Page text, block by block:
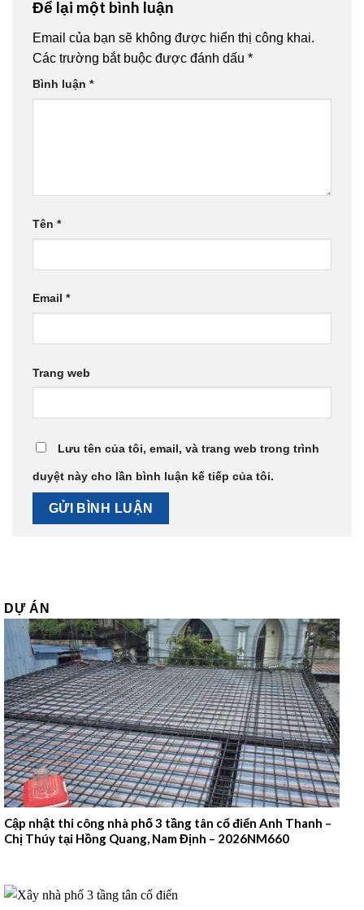
Để lại một bình luận
Email của bạn sẽ không được hiển thị công khai.
Các trường bắt buộc được đánh dấu *
Bình luận *
Tên *
Email *
Trang web
Lưu tên của tôi, email, và trang web trong trình
duyệt này cho lần bình luận kế tiếp của tôi.
DỰ ÁN
Cập nhật thi công nhà phố 3 tầng tân cổ điển Anh Thanh –
Chị Thúy tại Hồng Quang, Nam Định – 2026NM660